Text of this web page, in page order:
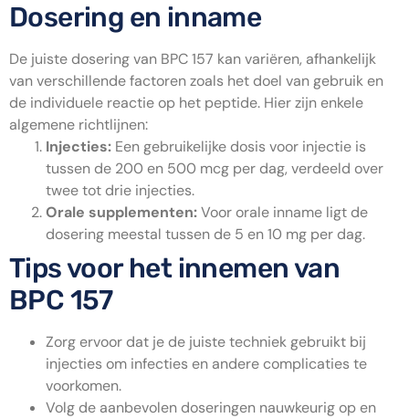
Dosering en inname
De juiste dosering van BPC 157 kan variëren, afhankelijk
van verschillende factoren zoals het doel van gebruik en
de individuele reactie op het peptide. Hier zijn enkele
algemene richtlijnen:
Injecties: Een gebruikelijke dosis voor injectie is
tussen de 200 en 500 mcg per dag, verdeeld over
twee tot drie injecties.
Orale supplementen:Voor orale inname ligt de
dosering meestal tussen de 5 en 10 mg per dag.
Tips voor het innemen van
BPC 157
Zorg ervoor dat je de juiste techniek gebruikt bij
injecties om infecties en andere complicaties te
voorkomen.
Volg de aanbevolen doseringen nauwkeurig op en